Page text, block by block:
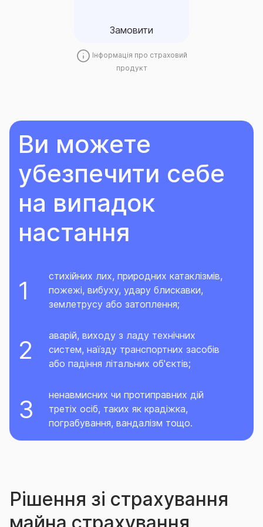
Замовити
Інформація про страховий
продукт
Ви можете
убезпечити себе
на випадок
настання
стихійних лих, природних катаклізмів,
пожежі, вибуху, удару блискавки,
землетрусу або затоплення;
аварій, виходу з ладу технічних
систем, наїзду транспортних засобів
або падіння літальних об'єктів;
ненавмисних чи протиправних дій
третіх осіб, таких як крадіжка,
пограбування, вандалізм тощо.
Рішення зі страхування